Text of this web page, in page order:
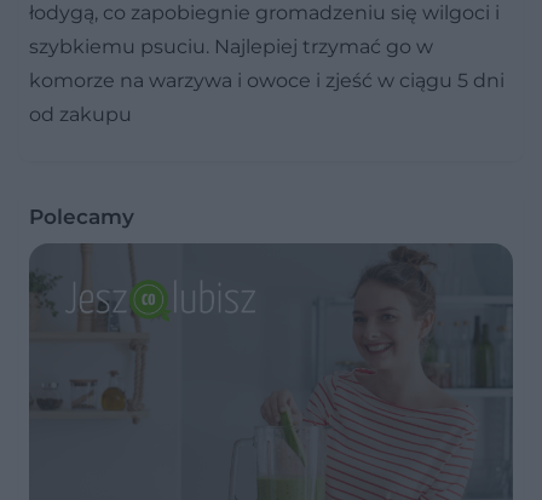
łodygą, co zapobiegnie gromadzeniu się wilgoci i
szybkiemu psuciu. Najlepiej trzymać go w
komorze na warzywa i owoce i zjeść w ciągu 5 dni
od zakupu
Polecamy